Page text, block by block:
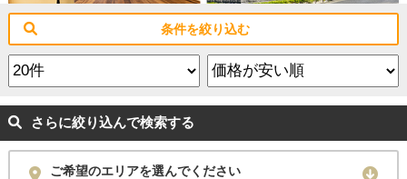
条件を絞り込む
さらに絞り込んで検索する
ご希望のエリアを選んでください